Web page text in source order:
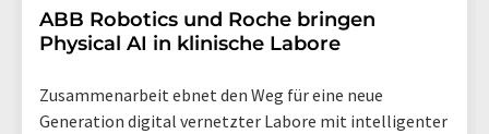
​​​​​​​ABB Robotics und Roche bringen
Physical AI in klinische Labore
Zusammenarbeit ebnet den Weg für eine neue
Generation digital vernetzter Labore mit intelligenter